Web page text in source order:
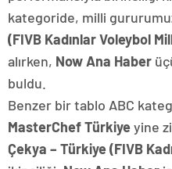
kategoride, milli
(FIVB Kadınlar Voleybol
alırken, Now Ana Haber
buldu.
Benzer bir tablo ABC
MasterChef Türkiyeyine
Çekya – Türkiye (FIVB